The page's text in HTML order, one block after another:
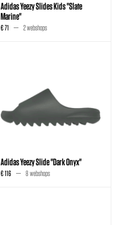
Adidas Yeezy Slides Kids "Slate
Marine"
€ 71 2 webshops
Adidas Yeezy Slide "Dark Onyx"
€ 116 8 webshops